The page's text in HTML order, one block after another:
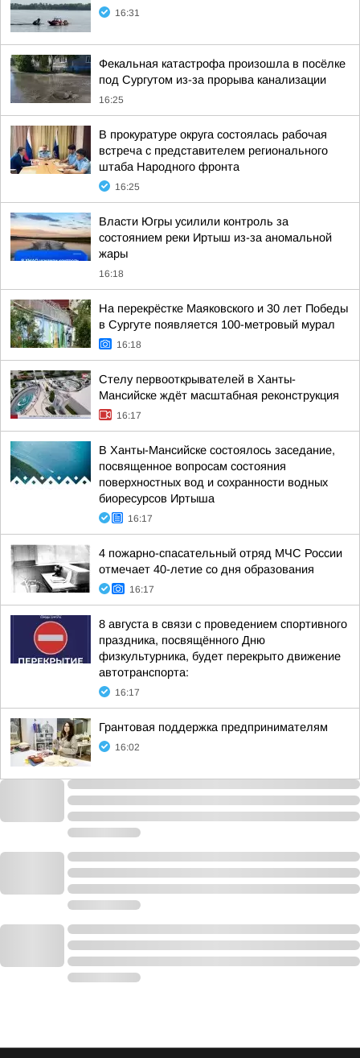
16:31
Фекальная катастрофа произошла в посёлке
под Сургутом из-за прорыва канализации
16:25
В прокуратуре округа состоялась рабочая
встреча с представителем регионального
штаба Народного фронта
16:25
Власти Югры усилили контроль за
состоянием реки Иртыш из-за аномальной
жары
16:18
На перекрёстке Маяковского и 30 лет Победы
в Сургуте появляется 100-метровый мурал
16:18
Стелу первооткрывателей в Ханты-
Мансийске ждёт масштабная реконструкция
16:17
В Ханты-Мансийске состоялось заседание,
посвященное вопросам состояния
поверхностных вод и сохранности водных
биоресурсов Иртыша
16:17
4 пожарно-спасательный отряд МЧС России
отмечает 40-летие со дня образования
16:17
8 августа в связи с проведением спортивного
праздника, посвящённого Дню
физкультурника, будет перекрыто движение
автотранспорта:
16:17
Грантовая поддержка предпринимателям
16:02